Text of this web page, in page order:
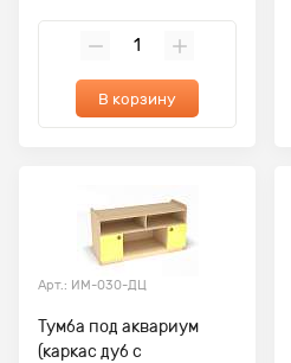
В корзину
Арт.: ИМ-030-ДЦ
Тумба под аквариум
(каркас дуб с